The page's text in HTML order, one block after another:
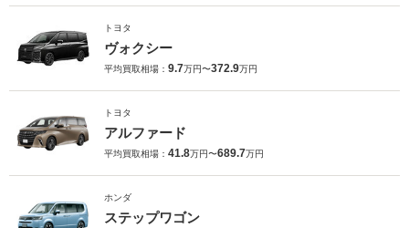
トヨタ
ヴォクシー
平均買取相場： 9.7万円〜372.9万円
トヨタ
アルファード
平均買取相場： 41.8万円〜689.7万円
ホンダ
ステップワゴン